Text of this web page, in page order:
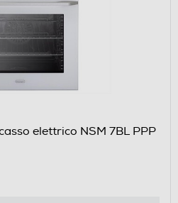
elettrico NSM 7BL PPP